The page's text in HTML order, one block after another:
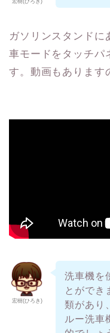
ガソリンスタンドに
車モードをタッチパ
す。動画もあります
宏樹(ひろき)
洗車機を
とができ
類があり
ルー洗車